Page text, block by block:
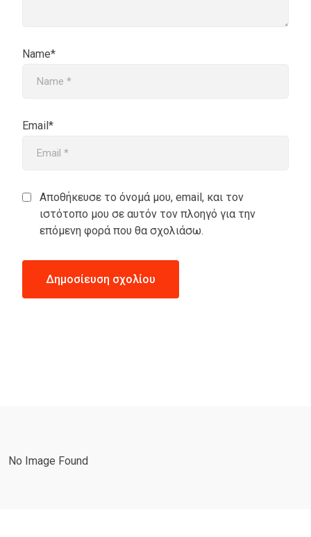
Name*
Email*
Αποθήκευσε το όνομά μου, email, και τον
ιστότοπο μου σε αυτόν τον πλοηγό για την
επόμενη φορά που θα σχολιάσω.
No Image Found